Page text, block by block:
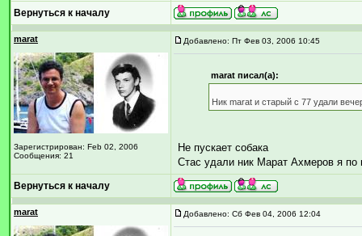
Вернуться к началу
marat
Зарегистрирован: Feb 02, 2006
Сообщения: 21
Добавлено: Пт Фев 03, 2006 10:45
marat писал(а):
Ник marat и старый с 77 удали
Не пускает собака
Стас удали ник Марат Ахмеров я по
Вернуться к началу
marat Добавлено: Сб Фев 04, 2006 12:04